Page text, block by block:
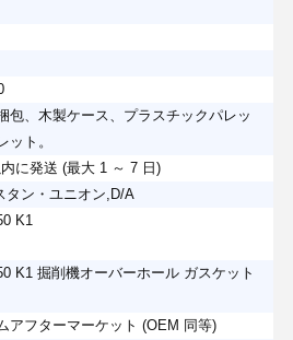
包、木製ケース、プラスチックパレッ
ット。
に発送 (最大 1 ～ 7 日)
タン・ユニオン,D/A
K1
K1 掘削機オーバーホール ガスケット
アフターマーケット (OEM 同等)